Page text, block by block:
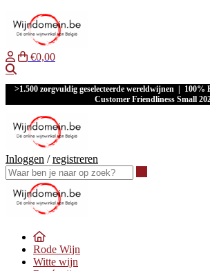
€0,00
>1.500 zorgvuldig geselecteerde wereldwijnen | 100%
Customer Friendliness Small
Inloggen /registreren
Rode Wijn
Witte wijn